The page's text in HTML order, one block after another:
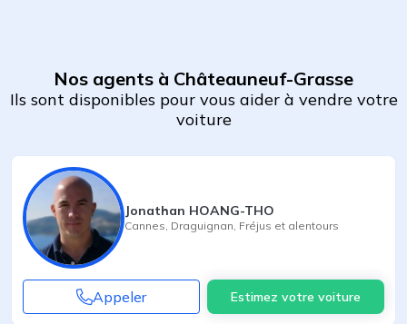
Nos agents à Châteauneuf-Grasse
Ils sont disponibles pour vous aider à vendre votre
voiture
Jonathan HOANG-THO
Cannes Draguignan Fréjus et alentours
Appeler Estimez votre voiture